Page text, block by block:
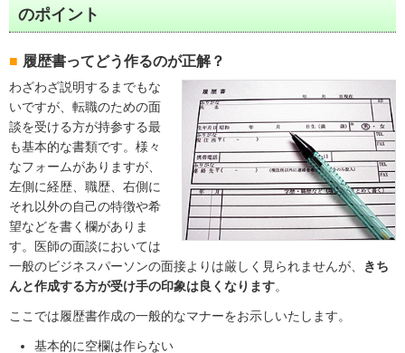
のポイント
履歴書ってどう作るのが正解？
わざわざ説明するまでもな
いですが、転職のための面
談を受ける方が持参する最
も基本的な書類です。様々
なフォームがありますが、
左側に経歴、職歴、右側に
それ以外の自己の特徴や希
望などを書く欄がありま
す。医師の面談においては
一般のビジネスパーソンの面接よりは厳しく見られませんが、
きち
んと作成する方が受け手の印象は良くなります。
ここでは履歴書作成の一般的なマナーをお示しいたします。
基本的に空欄は作らない